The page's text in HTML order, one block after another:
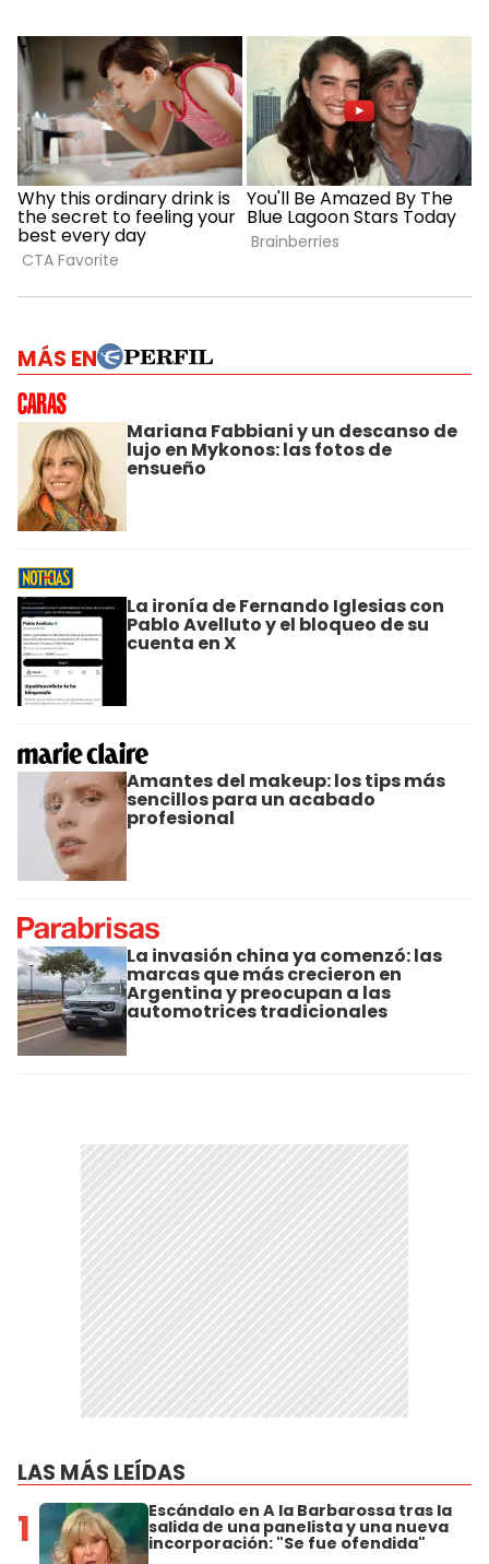
MÁS EN
Mariana Fabbiani y un descanso de
lujo en Mykonos: las fotos de
ensueño
La ironía de Fernando Iglesias con
Pablo Avelluto y el bloqueo de su
cuenta en X
Amantes del makeup: los tips más
sencillos para un acabado
profesional
La invasión china ya comenzó: las
marcas que más crecieron en
Argentina y preocupan a las
automotrices tradicionales
LAS MÁS LEÍDAS
1 Escándalo en A la Barbarossa tras la
salida de una panelista y una nueva
incorporación: "Se fue ofendida"